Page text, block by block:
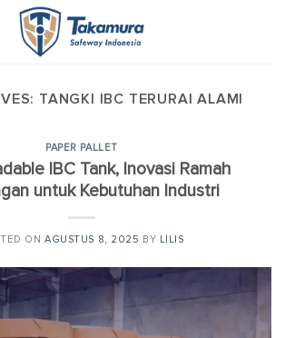
TANGKI IBC TERURAI ALAMI
PAPER PALLET
IBC Tank, Inovasi Ramah
untuk Kebutuhan Industri
ONAGUSTUS 8, 2025 BY LILIS